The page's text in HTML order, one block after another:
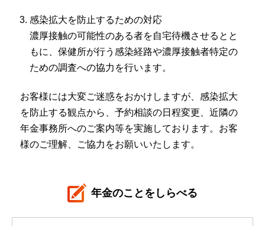
感染拡大を防止するための対応
濃厚接触の可能性のある者を自宅待機させるとと
もに、保健所が行う感染経路や濃厚接触者特定の
ための調査への協力を行います。
お客様には大変ご迷惑をおかけしますが、感染拡大
を防止する観点から、予約相談の日程変更、近隣の
年金事務所へのご案内等を実施しております。お客
様のご理解、ご協力をお願いいたします。
年金のことをしらべる